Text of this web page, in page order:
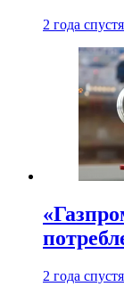
2 года спустя
2 года спустя